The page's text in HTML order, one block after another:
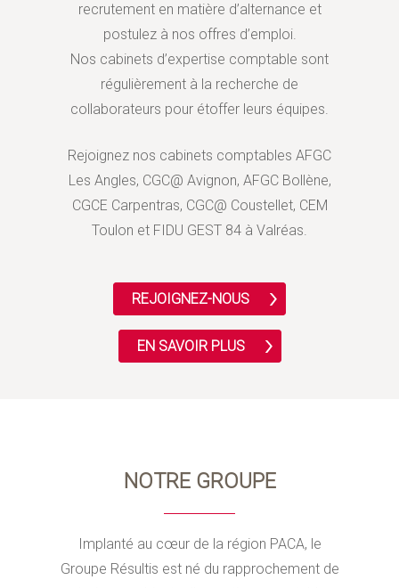
recrutement en matière d’alternance et
postulez à nos offres d’emploi.
Nos cabinets d’expertise comptable sont
régulièrement à la recherche de
collaborateurs pour étoffer leurs équipes.
Rejoignez nos cabinets comptables AFGC
Les Angles, CGC@ Avignon, AFGC Bollène,
CGCE Carpentras, CGC@ Coustellet, CEM
Toulon et FIDU GEST 84 à Valréas.
REJOIGNEZ-NOUS
EN SAVOIR PLUS
NOTRE GROUPE
Implanté au cœur de la région PACA, le
Groupe Résultis est né du rapprochement de